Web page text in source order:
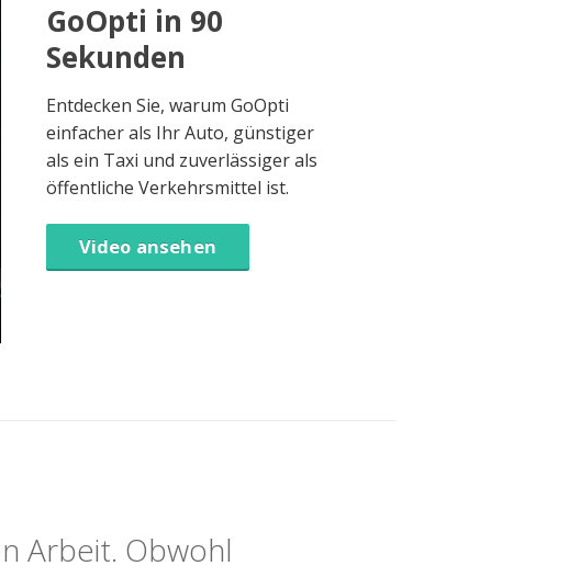
GoOpti in 90
Sekunden
Entdecken Sie, warum GoOpti
einfacher als Ihr Auto, günstiger
als ein Taxi und zuverlässiger als
öffentliche Verkehrsmittel ist.
Video ansehen
Arbeit. Obwohl